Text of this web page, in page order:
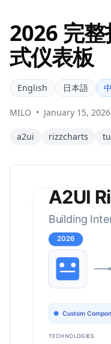
2026 完
式仪表板
English 日本語
MILO • January 15, 2026
a2ui rizzcharts